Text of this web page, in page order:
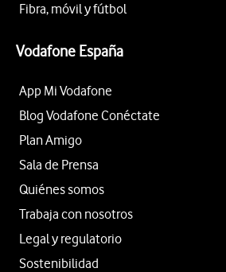
Fibra, móvil y fútbol
Vodafone España
App Mi Vodafone
Blog Vodafone Conéctate
Plan Amigo
Sala de Prensa
Quiénes somos
Trabaja con nosotros
Legal y regulatorio
Sostenibilidad